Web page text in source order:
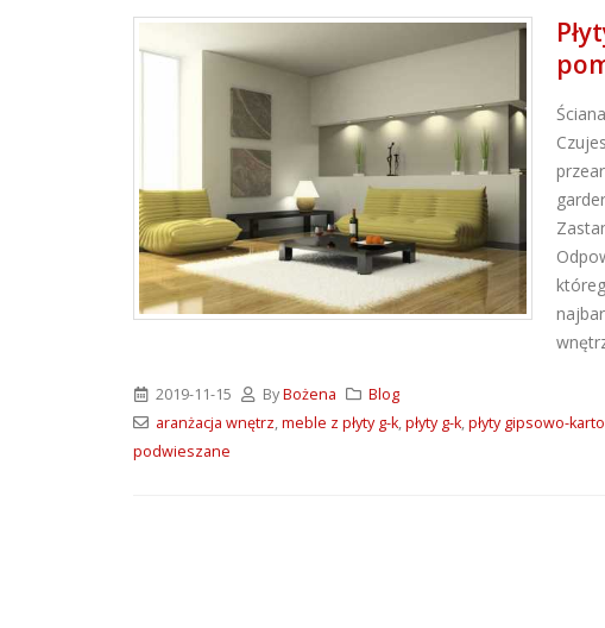
2019-11-15 ByBożena
Blog
aranżacja wnętrz,meble z płyty g-k,płyty g-k,płyty gipsowo-
podwieszane
ATLAS M-SYSTEM 3G –
nowoczesny system
montażu płyt G-K i OSB
Wkręty farmerskie WFD –
rodzaje i zastosowanie
2026-07-27